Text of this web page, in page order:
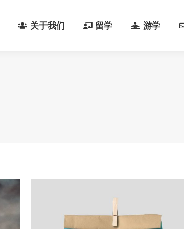
关于我们 留学 游学